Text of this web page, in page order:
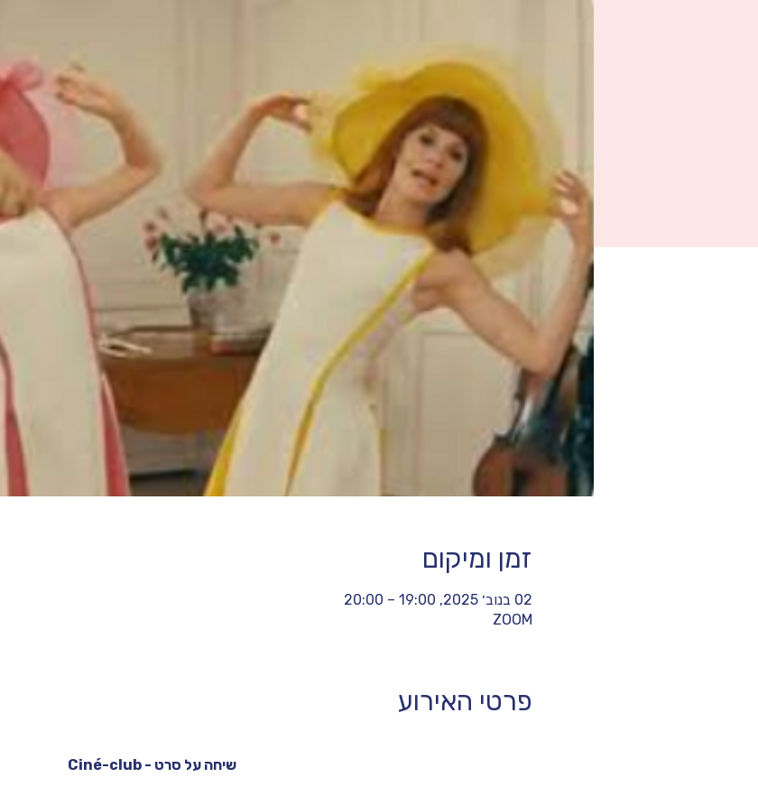
זמן ומיקום
02 בנוב׳ 2025, 19:00 – 20:00
ZOOM
פרטי האירוע
Ciné-club - שיחה על סרט